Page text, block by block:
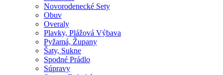
Novorodenecké Sety
Obuv
Overaly
Plavky, Plážová Výbava
Pyžamá, Župany
Šaty, Sukne
Spodné Prádlo
Súpravy